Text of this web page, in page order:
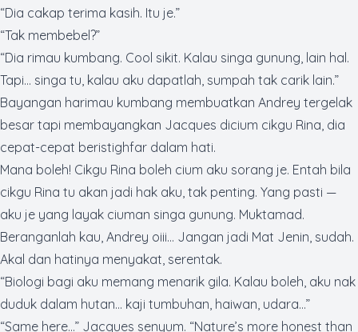
“Dia cakap terima kasih. Itu je.”
“Tak membebel?”
“Dia rimau kumbang. Cool sikit. Kalau singa gunung, lain hal.
Tapi… singa tu, kalau aku dapatlah, sumpah tak carik lain.”
Bayangan harimau kumbang membuatkan Andrey tergelak
besar tapi membayangkan Jacques dicium cikgu Rina, dia
cepat-cepat beristighfar dalam hati.
Mana boleh! Cikgu Rina boleh cium aku sorang je. Entah bila
cikgu Rina tu akan jadi hak aku, tak penting. Yang pasti —
aku je yang layak ciuman singa gunung. Muktamad.
Beranganlah kau, Andrey oiii… Jangan jadi Mat Jenin, sudah.
Akal dan hatinya menyakat, serentak.
“Biologi bagi aku memang menarik gila. Kalau boleh, aku nak
duduk dalam hutan… kaji tumbuhan, haiwan, udara…”
“Same here…” Jacques senyum. “Nature’s more honest than